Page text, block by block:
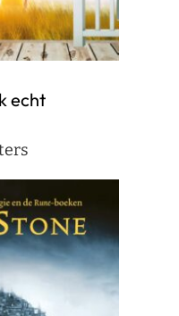
echt